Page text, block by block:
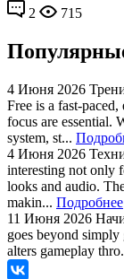
2
715
4 Июня 2026
Free is a fast-
focus are essential.
system, st...
4 Июня 2026
interesting not only
looks and audio.
makin... Подробнее
11 Июня 2026
goes beyond
alters gameplay